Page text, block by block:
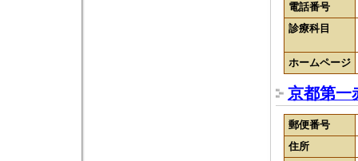
電話番号
診療科目
ホームページ
京都第一
郵便番号
住所